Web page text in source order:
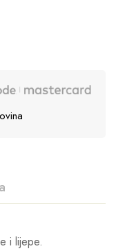
i lijepe.